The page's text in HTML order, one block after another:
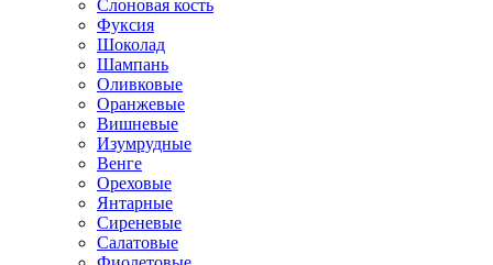
Слоновая кость
Фуксия
Шоколад
Шампань
Оливковые
Оранжевые
Вишневые
Изумрудные
Венге
Ореховые
Янтарные
Сиреневые
Салатовые